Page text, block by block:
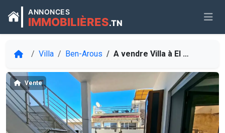
ANNONCES
IMMOBILIÈRES.TN
Villa Ben-Arous
Vente